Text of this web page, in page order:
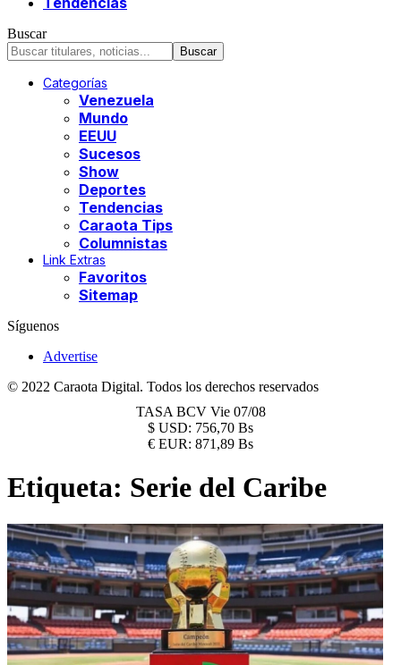
Buscar
Categorías
Venezuela
Mundo
EEUU
Sucesos
Show
Deportes
Tendencias
Caraota Tips
Columnistas
Link Extras
Favoritos
Sitemap
Síguenos
Advertise
© 2022 Caraota Digital. Todos los derechos reservados
TASA BCV Vie 07/08
$ USD: 756,70 Bs
€ EUR: 871,89 Bs
Etiqueta: Serie del Caribe